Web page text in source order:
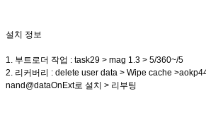
설치 정보
1. 부트로더 작업 : task29 > mag 1.3 > 5/360~/5
2. 리커버리 : delete user data > Wipe cache
nand@dataOnExt로 설치 > 리부팅